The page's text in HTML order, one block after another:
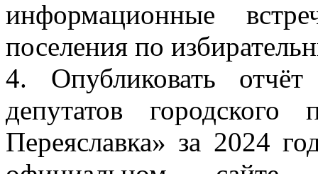
информационные
поселения по
4. Опубликовать
депутатов городского
Переяславка» за 2024